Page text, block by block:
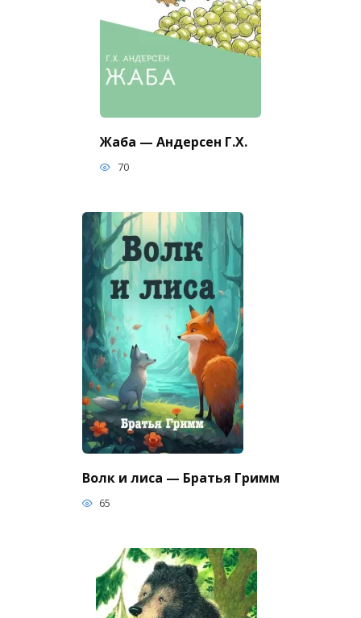
Жаба — Андерсен Г.Х.
70
Волк и лиса — Братья Гримм
65